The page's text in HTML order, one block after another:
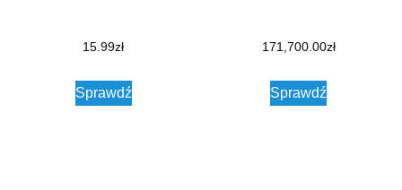
15.99zł
Sprawdź
171,700.00zł
Sprawdź